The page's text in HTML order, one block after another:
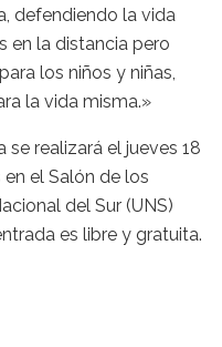
defendiendo la vida
en la distancia pero
los niños y niñas,
la vida misma.»
realizará el jueves 18
el Salón de los
del Sur (UNS)
es libre y gratuita.